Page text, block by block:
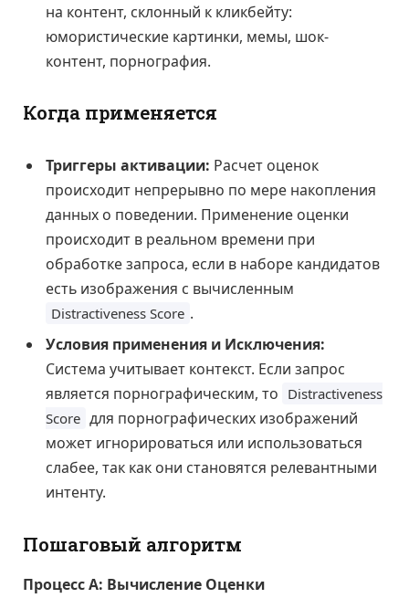
на контент, склонный к кликбейту:
юмористические картинки, мемы, шок-
контент, порнография.
Когда применяется
Триггеры активации: Расчет оценок
происходит непрерывно по мере накопления
данных о поведении. Применение оценки
происходит в реальном времени при
обработке запроса, если в наборе кандидатов
есть изображения с вычисленным
Distractiveness Score .
Условия применения и Исключения:
Система учитывает контекст. Если запрос
является порнографическим, то Distractiveness
Score для порнографических изображений
может игнорироваться или использоваться
слабее, так как они становятся релевантными
интенту.
Пошаговый алгоритм
Процесс А: Вычисление Оценки